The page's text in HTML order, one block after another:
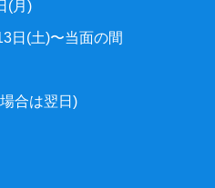
(月)
日(土)〜当面の間
合は翌日)